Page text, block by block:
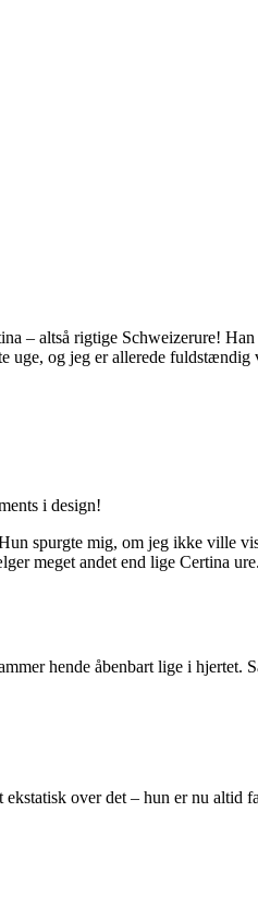
– altså rigtige Schweizerure!
uge, og jeg er allerede
i design!
spurgte mig, om jeg ikke ville
meget andet end lige Certina
hende åbenbart lige i hjertet.
over det – hun er nu altid